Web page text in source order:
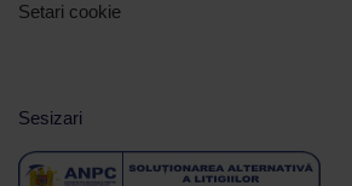
Setari cookie
Sesizari